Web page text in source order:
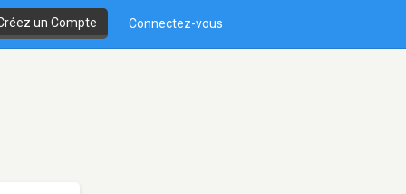
un Compte Connectez-vous